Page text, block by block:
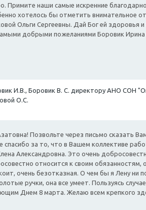
Примите наши самые искренние
хотелось бы отметить внимательное
Ольги Сергеевны. Дай Бог ей здоровья и
добрыми пожеланиями Боровик
И.В., Боровик В. С. директору АНО СОН
О.С.
Позвольте через письмо сказать
спасибо за то, что в Вашем коллективе
Александровна. Это очень
относится к своим обязанностям,
очень безотказная. О чем бы я Лену ни
ручки, она все умеет. Пользуясь
Днем 8 марта. Желаю всем крепкого